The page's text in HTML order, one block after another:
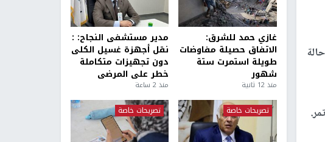
و2325 و7902 لصالح إحالة
غازي حمد للشرق:
الاتفاق حصيلة مفاوضات
طويلة استمرت ستة
شهور
منذ 12 ثانية
مدير مستشفى النجاح: :
نقل أجهزة غسيل الكلى
دون تجهيزات متكاملة
خطر على المرضى
منذ 2 ساعة
تصريحات خاصة تصريحات خاصة